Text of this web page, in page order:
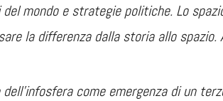
del mondo e strategie politiche. Lo
la differenza dalla storia allo spazio.
dell'infosfera come emergenza di un